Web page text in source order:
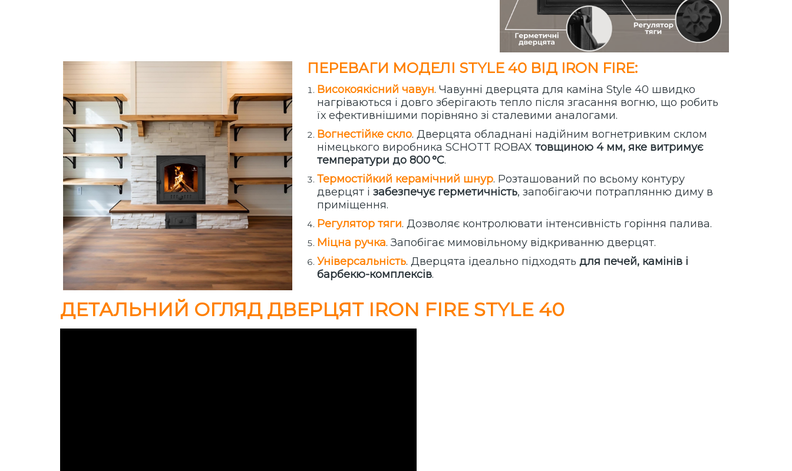
ПЕРЕВАГИ МОДЕЛІ STYLE 40 ВІД IRON FIRE:
Високоякісний чавун. Чавунні дверцята для каміна Style 40 швидко
нагріваються і довго зберігають тепло після згасання вогню, що робить
їх ефективнішими порівняно зі сталевими аналогами.
Вогнестійке скло. Дверцята обладнані надійним вогнетривким склом
німецького виробника SCHOTT ROBAX товщиною 4 мм, яке витримує
температури до 800 °C.
Термостійкий керамічний шнур. Розташований по всьому контуру
дверцят і забезпечує герметичність, запобігаючи потраплянню диму в
приміщення.
Регулятор тяги. Дозволяє контролювати інтенсивність горіння палива.
Міцна ручка. Запобігає мимовільному відкриванню дверцят.
Універсальність. Дверцята ідеально підходять для печей, камінів і
барбекю-комплексів.
ДЕТАЛЬНИЙ ОГЛЯД ДВЕРЦЯТ IRON FIRE STYLE 40